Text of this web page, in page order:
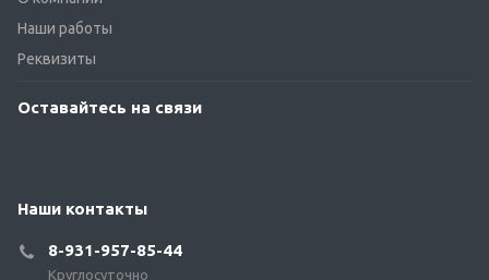
Наши работы
Реквизиты
Оставайтесь на связи
Наши контакты
8-931-957-85-44
Круглосуточно